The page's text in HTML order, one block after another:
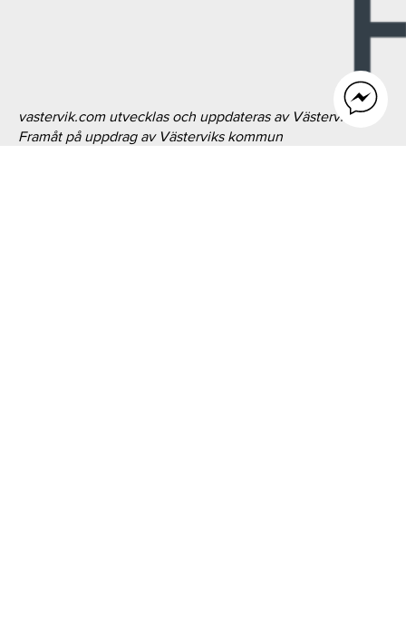
vastervik.com utvecklas och uppdateras av Västervik
Framåt på uppdrag av Västerviks kommun